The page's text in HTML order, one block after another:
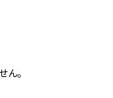
ん。